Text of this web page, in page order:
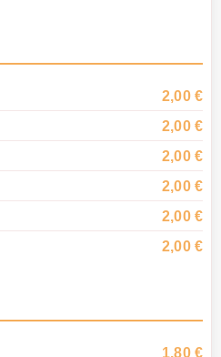
2,00 €
2,00 €
2,00 €
2,00 €
2,00 €
2,00 €
1,80 €